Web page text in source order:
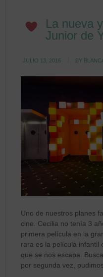
La nueva
Junior de
JULIO 13, 2016 BY
Uno de nuestros planes
cine. Cecilia no tenía 3
primera película en la
rara es la película infantil
que se nos escapa.
por segunda vez,